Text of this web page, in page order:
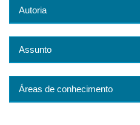
Autoria
Assunto
Áreas de conhecimento